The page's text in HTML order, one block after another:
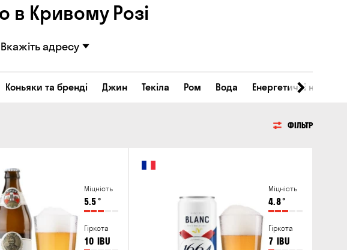
в Кривому Розі
Вкажіть адресу
Коньяки та бренді Джин Текіла Ром Вода Енергетичні напої
ФІЛЬТР
Міцність
5.5°
Гіркота
10 IBU
Міцність
4.8°
Гіркота
7 IBU